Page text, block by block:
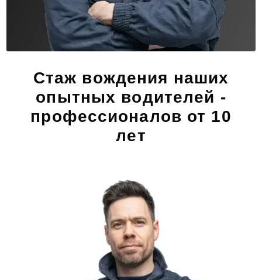
Стаж вождения наших
опытных водителей -
профессионалов от 10
лет